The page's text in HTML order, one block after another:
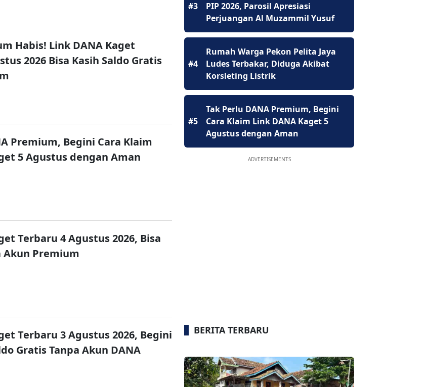
Habis! Link DANA Kaget
2026 Bisa Kasih Saldo Gratis
Premium, Begini Cara Klaim
5 Agustus dengan Aman
Terbaru 4 Agustus 2026, Bisa
Akun Premium
Terbaru 3 Agustus 2026, Begini
Gratis Tanpa Akun DANA
#3
PIP 2026, Parosil Apresiasi
Perjuangan Al Muzammil Yusuf
#4
Rumah Warga Pekon Pelita Jaya
Ludes Terbakar, Diduga Akibat
Korsleting Listrik
#5
Tak Perlu DANA Premium, Begini
Cara Klaim Link DANA Kaget 5
Agustus dengan Aman
ADVERTISEMENTS
BERITA TERBARU